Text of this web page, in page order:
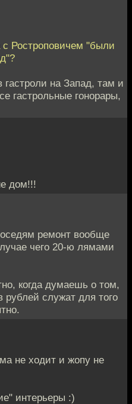
Ростроповичем "были
гастроли на Запад, там и
гастрольные гонорары,
дом!!!
ремонт вообще
чего 20-ю лямами
когда думаешь о том,
рублей служат для того
не ходит и жопу не
интерьеры :)